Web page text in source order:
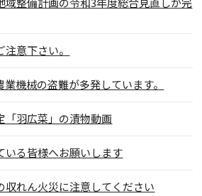
意下さい。
業機械の盗難が多発しています。
「羽広菜」の漬物動画
いる皆様へお願いします
収れん火災に注意してください